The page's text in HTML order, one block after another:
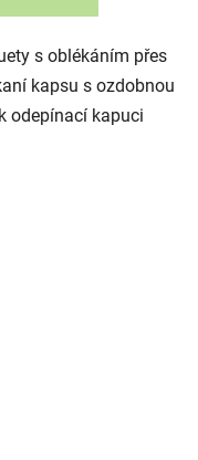
s oblékáním přes
kapsu s ozdobnou
odepínací kapuci